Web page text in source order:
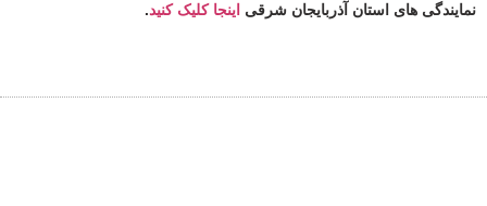
نمایندگی های استان آذربایجان شرقیاینجا کلیک کنید.